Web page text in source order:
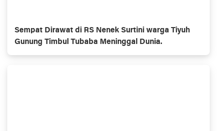
Sempat Dirawat di RS Nenek Surtini warga Tiyuh
Gunung Timbul Tubaba Meninggal Dunia.